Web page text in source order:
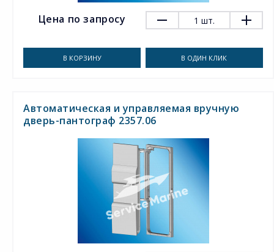
Цена по запросу 1 шт.
В КОРЗИНУ В ОДИН КЛИК
Автоматическая и управляемая вручную
дверь-пантограф 2357.06